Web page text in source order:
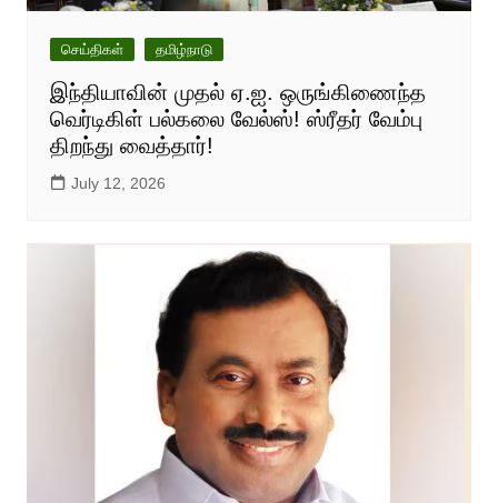
செய்திகள் தமிழ்நாடு
இந்தியாவின் முதல் ஏ.ஐ. ஒருங்கிணைந்த
வெர்டிகிள் பல்கலை வேல்ஸ்! ஸ்ரீதர் வேம்பு
திறந்து வைத்தார்!
July 12, 2026